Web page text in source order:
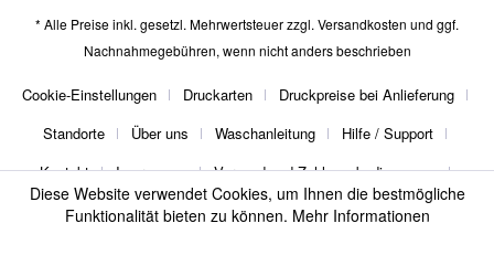
* Alle Preise inkl. gesetzl. Mehrwertsteuer zzgl. Versandkosten und ggf.
Nachnahmegebühren, wenn nicht anders beschrieben
Cookie-Einstellungen Druckarten
Druckpreise bei Anlieferung
Standorte
Über uns Waschanleitung
Hilfe / Support
Kontakt
Impressum
Versand und Zahlungsbedingungen
Widerrufsrecht
Datenschutz
AGB
Diese Website verwendet Cookies, um Ihnen die bestmögliche
Funktionalität bieten zu können. Mehr Informationen